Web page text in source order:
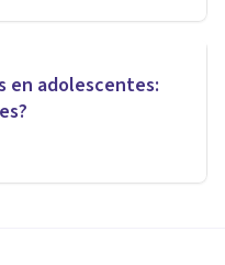
en adolescentes: